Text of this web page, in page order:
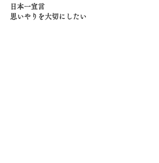
​日本一宣言
思いやりを大切にしたい